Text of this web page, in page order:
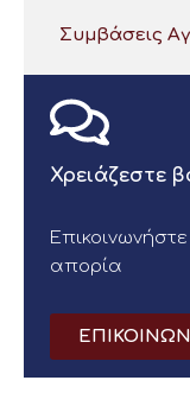
Συμβάσεις
Χρειάζεστε
απορία